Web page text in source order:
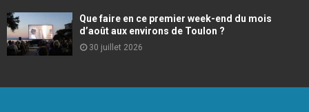
Que faire en ce premier week-end du mois
d’août aux environs de Toulon ?
30 juillet 2026